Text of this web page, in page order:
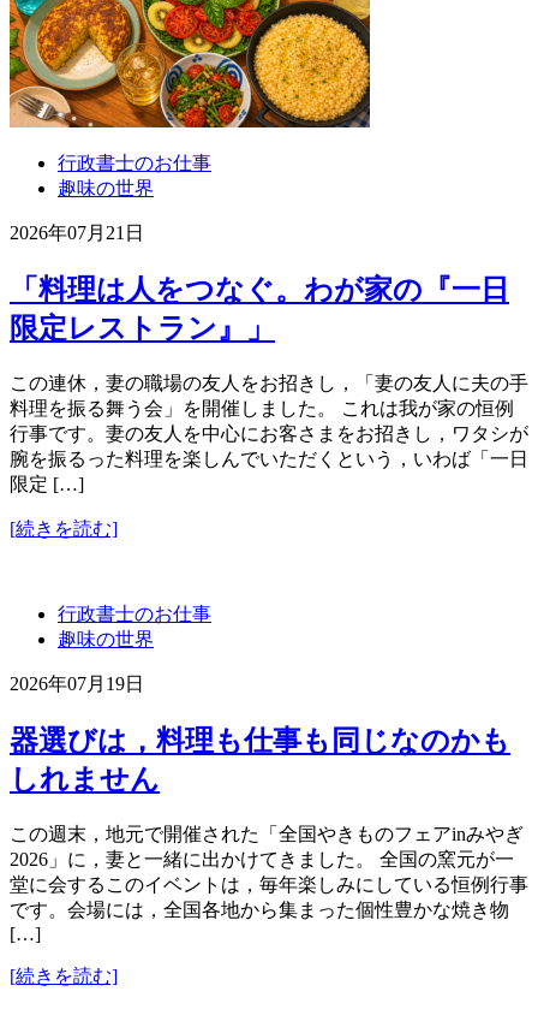
行政書士のお仕事
趣味の世界
2026年07月21日
「料理は人をつなぐ。わが家の『一日
限定レストラン』」
この連休，妻の職場の友人をお招きし，「妻の友人に夫の手
料理を振る舞う会」を開催しました。 これは我が家の恒例
行事です。妻の友人を中心にお客さまをお招きし，ワタシが
腕を振るった料理を楽しんでいただくという，いわば「一日
限定 […]
[続きを読む]
行政書士のお仕事
趣味の世界
2026年07月19日
器選びは，料理も仕事も同じなのかも
しれません
この週末，地元で開催された「全国やきものフェアinみやぎ
2026」に，妻と一緒に出かけてきました。 全国の窯元が一
堂に会するこのイベントは，毎年楽しみにしている恒例行事
です。会場には，全国各地から集まった個性豊かな焼き物
[…]
[続きを読む]